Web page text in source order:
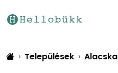
Települések Alacska